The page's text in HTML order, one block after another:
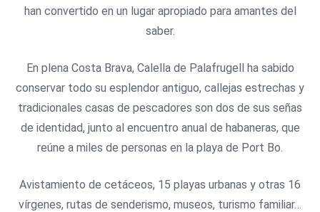
han convertido en un lugar apropiado para amantes del
saber.
En plena Costa Brava, Calella de Palafrugell ha sabido
conservar todo su esplendor antiguo, callejas estrechas y
tradicionales casas de pescadores son dos de sus señas
de identidad, junto al encuentro anual de habaneras, que
reúne a miles de personas en la playa de Port Bo.
Avistamiento de cetáceos, 15 playas urbanas y otras 16
vírgenes, rutas de senderismo, museos, turismo familiar…